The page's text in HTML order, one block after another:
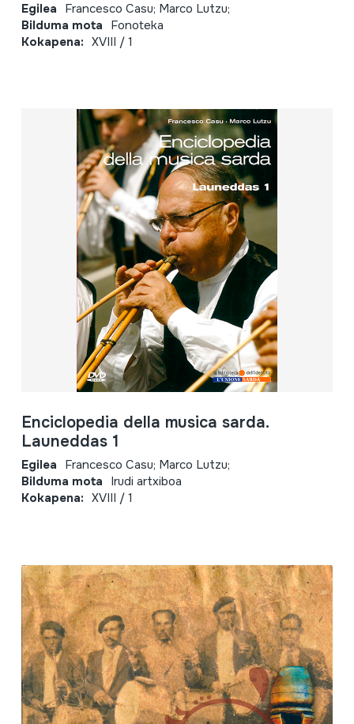
Egilea Francesco Casu; Marco Lutzu;
Bilduma mota Fonoteka
Kokapena: XVIII / 1
Enciclopedia della musica sarda.
Launeddas 1
Egilea Francesco Casu; Marco Lutzu;
Bilduma mota Irudi artxiboa
Kokapena: XVIII / 1